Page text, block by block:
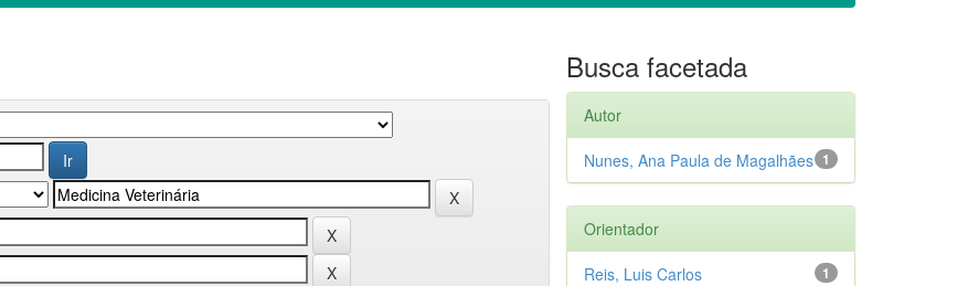
Busca facetada
Autor
1
Nunes, Ana Paula de Magalhães
Orientador
1
Reis, Luis Carlos